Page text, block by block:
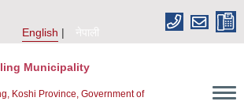
English
नेपाली
Municipality
Koshi Province, Government of